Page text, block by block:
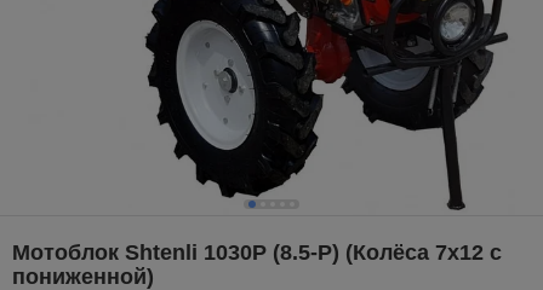
Мотоблок Shtenli 1030P (8.5-P) (Колёса 7х12 с
пониженной)